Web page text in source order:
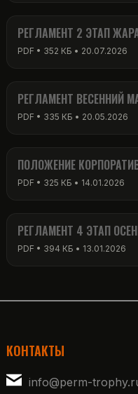
РЕГЛАМЕНТ 2 ЭТАП ЖАРА
РЕГЛАМЕНТ ВЕСЕННИЙ
ПОЛОЖЕНИЕ
РЕГЛАМЕНТ 4 ЭТАП
КОНТАКТЫ